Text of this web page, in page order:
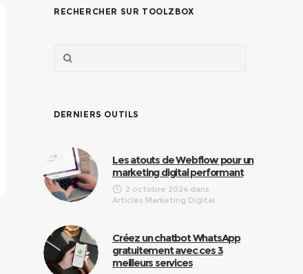
RECHERCHER SUR TOOLZBOX
DERNIERS OUTILS
Les atouts de Webflow pour un
marketing digital performant
2 octobre 2024 dans
Articles Marketing Digital
Créez un chatbot WhatsApp
gratuitement avec ces 3
meilleurs services